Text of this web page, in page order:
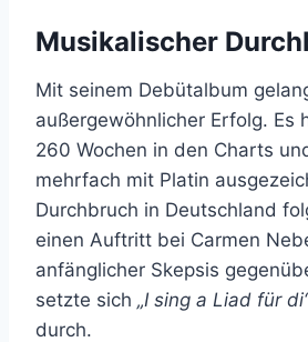
Musikalischer
Mit seinem Debütalbum
außergewöhnlicher Erfolg. Es
260 Wochen in den Charts
mehrfach mit Platin
Durchbruch in Deutschland
einen Auftritt bei Carmen
anfänglicher Skepsis
setzte sich „I sing a Liad für
durch.